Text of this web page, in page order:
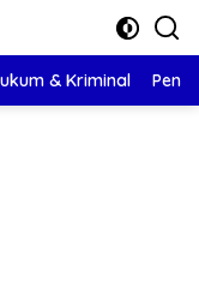
& Kriminal